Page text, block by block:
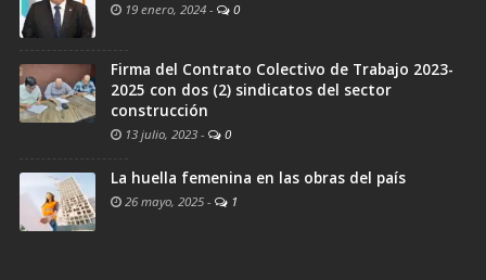
19 enero, 2024 - 0
Firma del Contrato Colectivo de Trabajo 2023-
2025 con dos (2) sindicatos del sector
construcción
13 julio, 2023 - 0
La huella femenina en las obras del país
26 mayo, 2025 - 1